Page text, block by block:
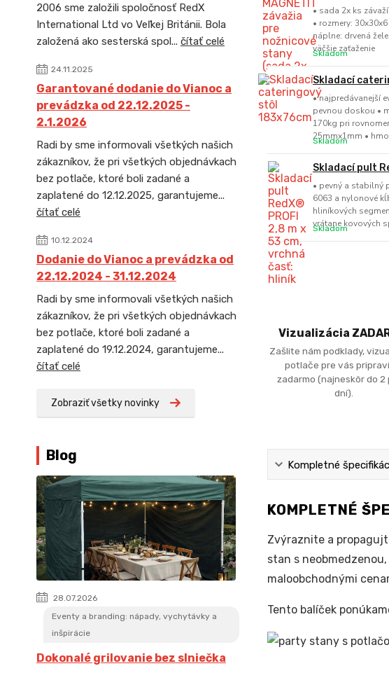
2006 sme založili spoločnosť RedX
International Ltd vo Veľkej Británii. Bola
založená ako sesterská spol... čítať celé
24.11.2025
Garantované dodanie do Vianoc a
prevádzka od 22.12.2025 -
2.1.2026
Radi by sme informovali všetkých našich
zákazníkov, že pri všetkých objednávkach
bez potlače, ktoré boli zadané a
zaplatené do 12.12.2025, garantujeme...
čítať celé
10.12.2024
Dodanie do Vianoc a prevádzka od
22.12.2024 - 31.12.2024
Radi by sme informovali všetkých našich
zákazníkov, že pri všetkých objednávkach
bez potlače, ktoré boli zadané a
zaplatené do 19.12.2024, garantujeme...
čítať celé
Zobraziť všetky novinky
Blog
28.07.2026
Eventy a branding: nápady, vychytávky a
inšpirácie
Dokonalé grilovanie bez slniečka
• sada 2x ks
• rozmery:
náplne: drvená
väčšie zaťaženie
Skladom
Skladací
• najpredávanejší
pevnou doskou •
170kg pri
25mmx1mm •
Skladom
Skladací pult
• pevný a stabilný
6063 a nylonové
hliníkových
vrátane kovových
Skladom
Vizualizácia
Zašlite nám podklady,
potlače pre vás
zadarmo (najneskôr do 2
dní).
Kompletné
KOMPLETNÉ
Zvýraznite a
stan s
maloobchodnými
Tento balíček